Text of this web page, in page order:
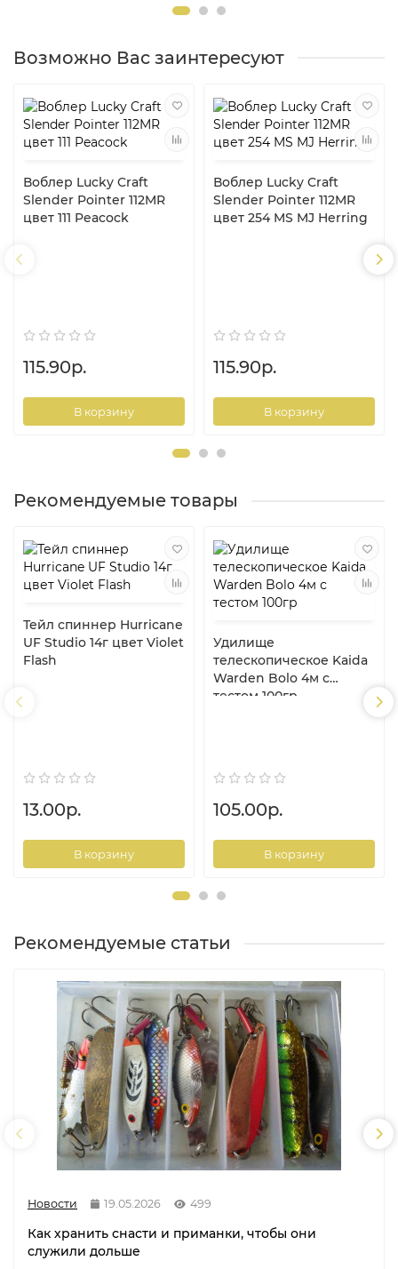
Возможно Вас заинтересуют
Воблер Lucky Craft
Slender Pointer 112MR
цвет 111 Peacock
115.90р.
В корзину
Воблер Lucky Craft
Slender Pointer 112MR
цвет 254 MS MJ Herring
115.90р.
В корзину
Рекомендуемые товары
Тейл спиннер Hurricane
UF Studio 14г цвет Violet
Flash
13.00р.
В корзину
Удилище
телескопическое Kaida
Warden Bolo 4м с
тестом 100гр
105.00р.
В корзину
Рекомендуемые статьи
Новости 19.05.2026 499
Как хранить снасти и приманки, чтобы они
служили дольше